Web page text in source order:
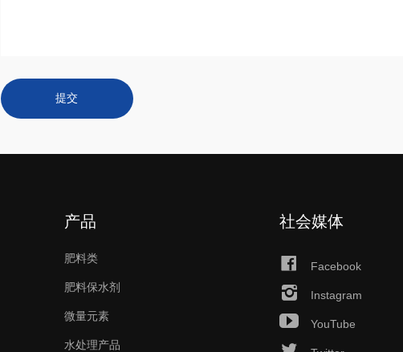
提交
产品
肥料类
肥料保水剂
微量元素
水处理产品
社会媒体
Facebook
Instagram
YouTube